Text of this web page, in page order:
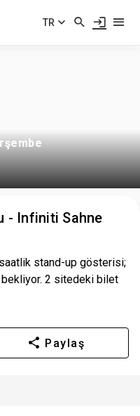
TR
- Infiniti Sahne
stand-up gösterisi;
bekliyor. 2 sitedeki bilet
Paylaş